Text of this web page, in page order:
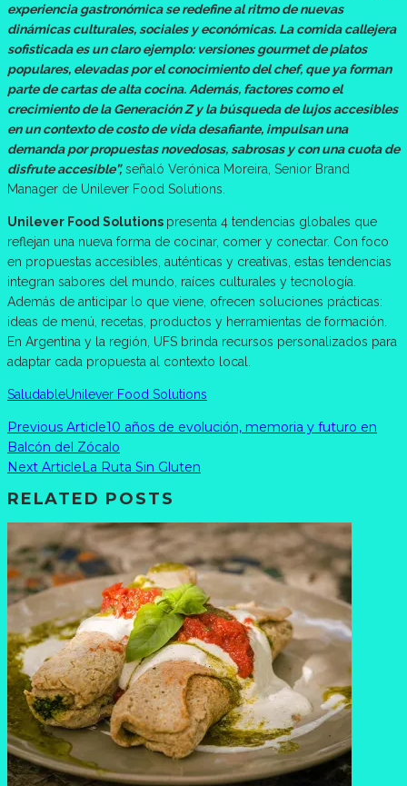
experiencia gastronómica se redefine al ritmo de nuevas
dinámicas culturales, sociales y económicas. La comida callejera
sofisticada es un claro ejemplo: versiones gourmet de platos
populares, elevadas por el conocimiento del chef, que ya forman
parte de cartas de alta cocina. Además, factores como el
crecimiento de la Generación Z y la búsqueda de lujos accesibles
en un contexto de costo de vida desafiante, impulsan una
demanda por propuestas novedosas, sabrosas y con una cuota de
disfrute accesible”,señaló Verónica Moreira, Senior Brand
Manager de Unilever Food Solutions.
Unilever Food Solutions presenta 4 tendencias globales que
reflejan una nueva forma de cocinar, comer y conectar. Con foco
en propuestas accesibles, auténticas y creativas, estas tendencias
integran sabores del mundo, raíces culturales y tecnología.
Además de anticipar lo que viene, ofrecen soluciones prácticas:
ideas de menú, recetas, productos y herramientas de formación.
En Argentina y la región, UFS brinda recursos personalizados para
adaptar cada propuesta al contexto local.
SaludableUnilever Food Solutions
Previous Article10 años de evolución, memoria y futuro en
Balcón del Zócalo
Next ArticleLa Ruta Sin Gluten
RELATED POSTS